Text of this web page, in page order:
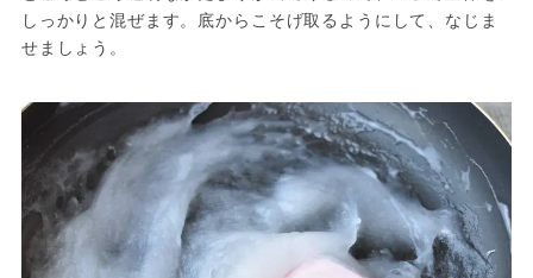
しっかりと混ぜます。底からこそげ取るようにして、なじま
せましょう。